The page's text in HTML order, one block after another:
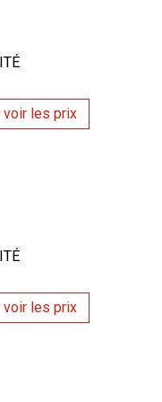
voir les prix
voir les prix